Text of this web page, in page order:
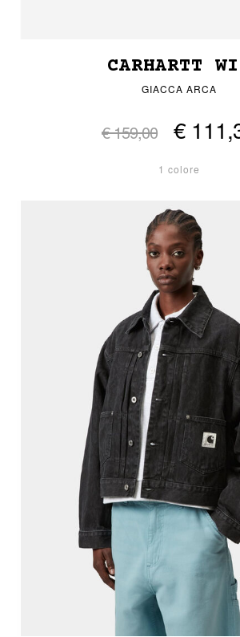
CARHARTT
GIACCA ARCA
€ 159,00 €
1 colore